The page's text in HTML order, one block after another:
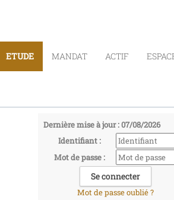
ETUDE MANDAT ACTIF
Dernière mise à jour : 07/08/2026
Identifiant :
Mot de passe :
Mot de passe oublié ?